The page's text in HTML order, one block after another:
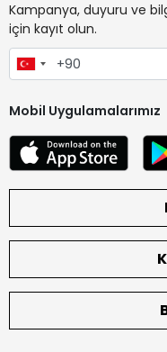
Kampanya, duyuru ve
için kayıt olun.
Mobil Uygulamalarımız